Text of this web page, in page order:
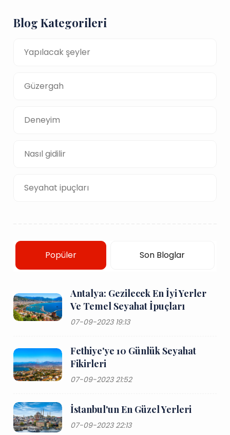
Blog Kategorileri
Yapılacak şeyler
Güzergah
Deneyim
Nasıl gidilir
Seyahat ipuçları
Popüler Son Bloglar
Antalya: Gezilecek En İyi Yerler
Ve Temel Seyahat İpuçları
07-09-2023 19:13
Fethiye'ye 10 Günlük Seyahat
Fikirleri
07-09-2023 21:52
İstanbul'un En Güzel Yerleri
07-09-2023 22:13